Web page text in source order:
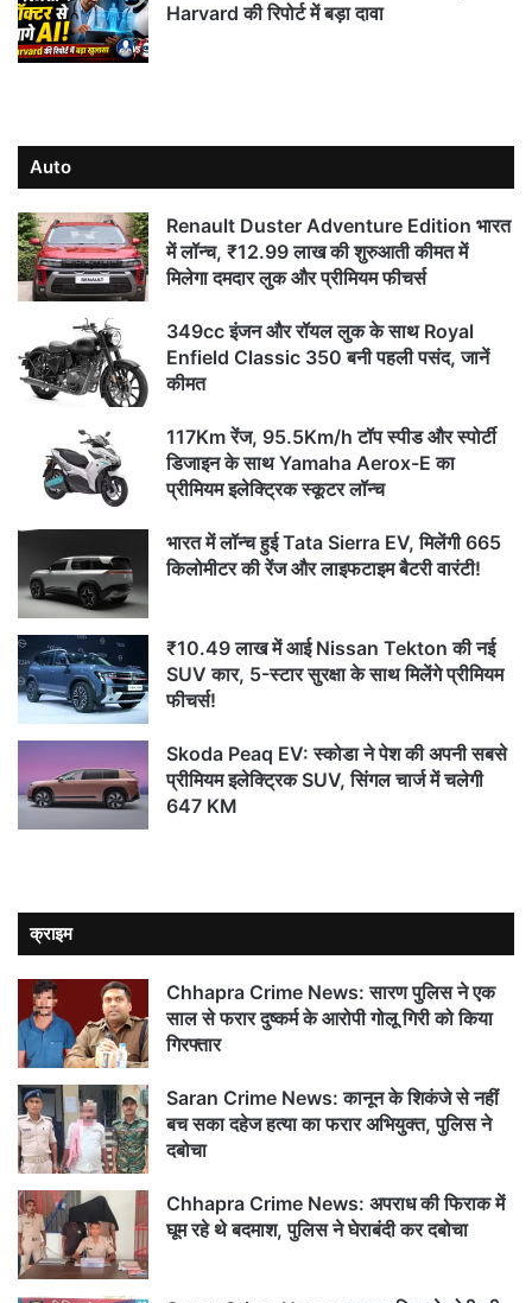
Harvard की रिपोर्ट में बड़ा दावा
Auto
Renault Duster Adventure Edition भारत
में लॉन्च, ₹12.99 लाख की शुरुआती कीमत में
मिलेगा दमदार लुक और प्रीमियम फीचर्स
349cc इंजन और रॉयल लुक के साथ Royal
Enfield Classic 350 बनी पहली पसंद, जानें
कीमत
117Km रेंज, 95.5Km/h टॉप स्पीड और स्पोर्टी
डिजाइन के साथ Yamaha Aerox-E का
प्रीमियम इलेक्ट्रिक स्कूटर लॉन्च
भारत में लॉन्च हुई Tata Sierra EV, मिलेंगी 665
किलोमीटर की रेंज और लाइफटाइम बैटरी वारंटी!
₹10.49 लाख में आई Nissan Tekton की नई
SUV कार, 5-स्टार सुरक्षा के साथ मिलेंगे प्रीमियम
फीचर्स!
Skoda Peaq EV: स्कोडा ने पेश की अपनी सबसे
प्रीमियम इलेक्ट्रिक SUV, सिंगल चार्ज में चलेगी
647 KM
क्राइम
Chhapra Crime News: सारण पुलिस ने एक
साल से फरार दुष्कर्म के आरोपी गोलू गिरी को किया
गिरफ्तार
Saran Crime News: कानून के शिकंजे से नहीं
बच सका दहेज हत्या का फरार अभियुक्त, पुलिस ने
दबोचा
Chhapra Crime News: अपराध की फिराक में
घूम रहे थे बदमाश, पुलिस ने घेराबंदी कर दबोचा